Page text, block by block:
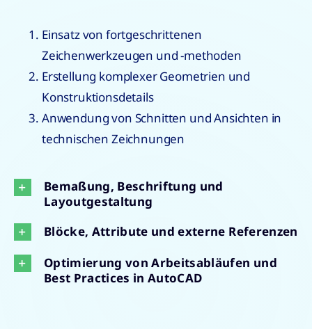
Einsatz von fortgeschrittenen
Zeichenwerkzeugen und -methoden
Erstellung komplexer Geometrien und
Konstruktionsdetails
Anwendung von Schnitten und Ansichten in
technischen Zeichnungen
Bemaßung, Beschriftung und
Layoutgestaltung
Blöcke, Attribute und externe Referenzen
Optimierung von Arbeitsabläufen und
Best Practices in AutoCAD